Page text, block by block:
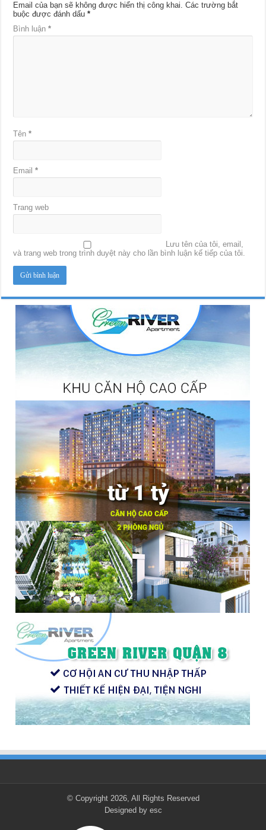
Email của bạn sẽ không được hiển thị công khai. Các trường bắt
buộc được đánh dấu*
Bình luận*
Tên*
Email*
Trang web
Lưu tên của tôi, email,
và trang web trong trình duyệt này cho lần bình luận kế tiếp của tôi.
© Copyright 2026, All Rights Reserved
Designed by esc